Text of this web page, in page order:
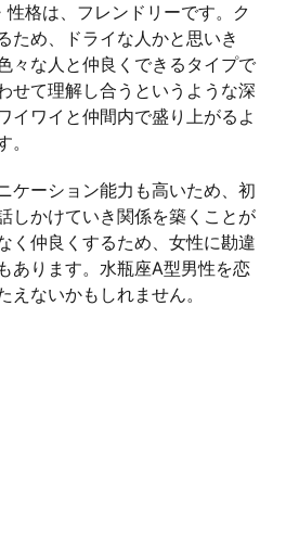
格は、フレンドリーです。ク
ため、ドライな人かと思いき
々な人と仲良くできるタイプで
せて理解し合うというような深
イワイと仲間内で盛り上がるよ
ケーション能力も高いため、初
しかけていき関係を築くことが
く仲良くするため、女性に勘違
あります。水瓶座A型男性を恋
えないかもしれません。